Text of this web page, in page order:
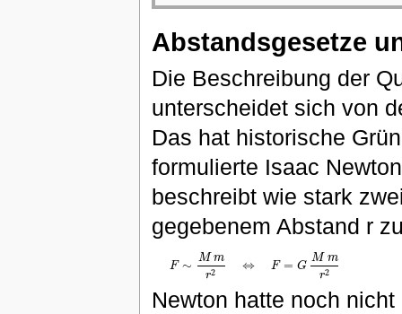
Abstandsgesetze
Die Beschreibung der
unterscheidet sich von
Das hat historische
formulierte Isaac
beschreibt wie stark
gegebenem Abstand r
F ∼ M m
r2 ⇔ F = G
M m
r2
F∼M 2⇔ GMm 2
Newton hatte noch